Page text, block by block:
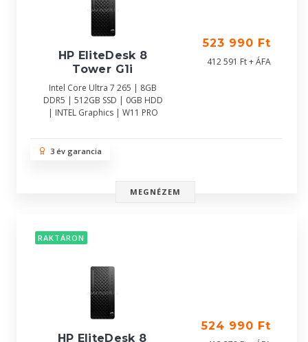
HP EliteDesk 8
Tower G1i
Intel Core Ultra 7 265 | 8GB
DDR5 | 512GB SSD | 0GB HDD
| INTEL Graphics | W11 PRO
523 990 Ft
412 591 Ft + ÁFA
3 év garancia
MEGNÉZEM
RAKTÁRON
HP EliteDesk 8
524 990 Ft